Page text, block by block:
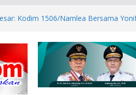
Kodim 1506/Namlea Bersama
Sabri Canangkan BSPS 2026, 916
Dapat Bantuan
di Perbatasan, Bupati Nunukan
Bullying
ASN Tetap Dibayarkan